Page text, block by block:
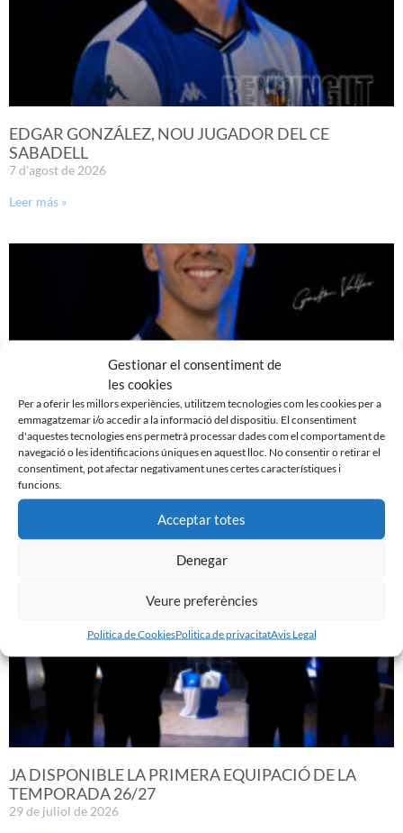
Gestionar el consentiment de
les cookies
Per a oferir les millors experiències, utilitzem tecnologies com les cookies per a
emmagatzemar i/o accedir a la informació del dispositiu. El consentiment
d'aquestes tecnologies ens permetrà processar dades com el comportament de
navegació o les identificacions úniques en aquest lloc. No consentir o retirar el
consentiment, pot afectar negativament unes certes característiques i
funcions.
Acceptar totes
Denegar
Veure preferències
Politica de CookiesPolitica de privacitatAvis Legal
EDGAR GONZÁLEZ, NOU JUGADOR DEL CE
SABADELL
7 d'agost de 2026
Leer más »
GASTÓN VALLES, NOU JUGADOR DEL CE SABADELL
30 de juliol de 2026
JA DISPONIBLE LA PRIMERA EQUIPACIÓ DE LA
TEMPORADA 26/27
29 de juliol de 2026